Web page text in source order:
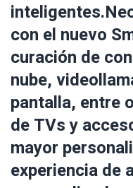
con el nuevo
curación de
nube,
pantalla, entre
de TVs y
mayor
experiencia de